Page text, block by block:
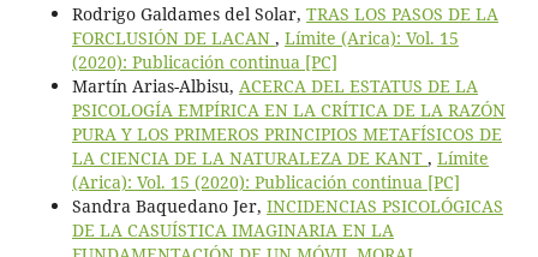
Rodrigo Galdames del Solar, TRAS LOS PASOS DE LA
FORCLUSIÓN DE LACAN , Límite (Arica): Vol. 15
(2020): Publicación continua [PC]
Martín Arias-Albisu, ACERCA DEL ESTATUS DE LA
PSICOLOGÍA EMPÍRICA EN LA CRÍTICA DE LA RAZÓN
PURA Y LOS PRIMEROS PRINCIPIOS METAFÍSICOS DE
LA CIENCIA DE LA NATURALEZA DE KANT , Límite
(Arica): Vol. 15 (2020): Publicación continua [PC]
Sandra Baquedano Jer, INCIDENCIAS PSICOLÓGICAS
DE LA CASUÍSTICA IMAGINARIA EN LA